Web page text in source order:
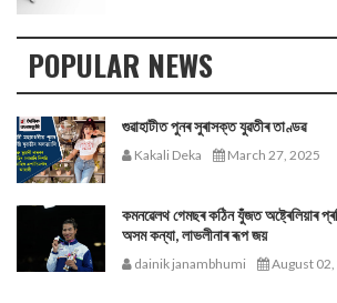
POPULAR NEWS
গুৱাহাটীত পুনৰ সুৰাসক্ত যুৱতীৰ তাণ্ডৱ
Kakali Deka March 27, 2025
কমনৱেলথ গেমছৰ কঠিন যুঁজত অষ্ট্ৰেলিয়াৰ
অসম কন্যা, লাভলীনাৰ ৰূপ জয়
dainik janambhumi August